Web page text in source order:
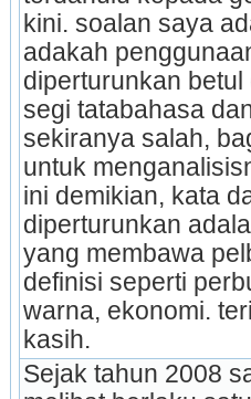
kini. soalan saya
adakah
diperturunkan betul
segi tatabahasa
sekiranya salah,
untuk
ini demikian, kata
diperturunkan
yang membawa
definisi seperti
warna, ekonomi.
kasih.
Sejak tahun 2008